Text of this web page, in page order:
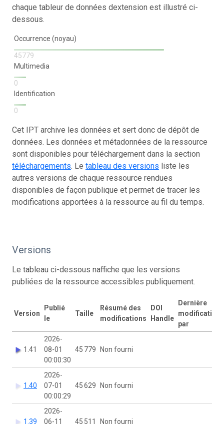
chaque tableur de données dextension est illustré ci-
dessous.
Occurrence (noyau)
45779
Multimedia
0
Identification
0
Cet IPT archive les données et sert donc de dépôt de
données. Les données et métadonnées de la ressource
sont disponibles pour téléchargement dans la section
téléchargements. Le tableau des versions liste les
autres versions de chaque ressource rendues
disponibles de façon publique et permet de tracer les
modifications apportées à la ressource au fil du temps.
Versions
Le tableau ci-dessous naffiche que les versions
publiées de la ressource accessibles publiquement.
Version
Publié
le
Taille
Résumé des
modifications
DOI
Handle
Dernière
modification
par
1.41
2026-
08-01
00:00:30
45 779 Non fourni
1.40
2026-
07-01
00:00:29
45 629 Non fourni
1.39
2026-
06-11
45 511 Non fourni